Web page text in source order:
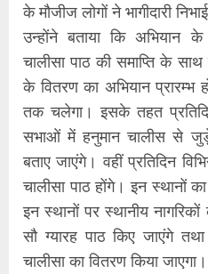
के मौजीज लोगों ने भागीदारी
उन्होंने बताया कि अभियान
चालीसा पाठ की समाप्ति के
के वितरण का अभियान प्रारम्भ
तक चलेगा। इसके तहत
सभाओं में हनुमान चालीस से जुड़े
बताए जाएंगे। वहीं प्रतिदिन
चालीसा पाठ होंगे। इन स्थानों
इन स्थानों पर स्थानीय
सौ ग्यारह पाठ किए जाएंगे
चालीसा का वितरण किया जाएगा।